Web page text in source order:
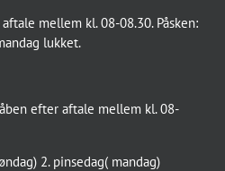
mellem kl. 08-08.30. Påsken:
lukket.
efter aftale mellem kl. 08-
2. pinsedag( mandag)